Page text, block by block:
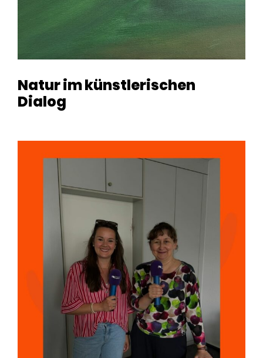
Natur im künstlerischen
Dialog